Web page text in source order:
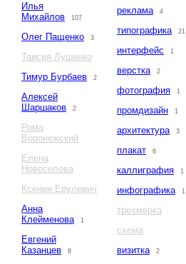
Илья
Михайлов
107
Олег Пащенко 3
Таисия Лушенко
Тимур Бурбаев
2
Алексей
Шаршаков
2
Рома
Воронежский
Елена
Новоселова
Ксения Ерулевич
Анна
Клейменова
1
Евгений
Казанцев
8
реклама 4
типографика 21
интерфейс 1
верстка 2
фотография 1
промдизайн 1
архитектура 3
плакат 6
каллиграфия 1
инфографика 1
трехмерка
схема
визитка
2